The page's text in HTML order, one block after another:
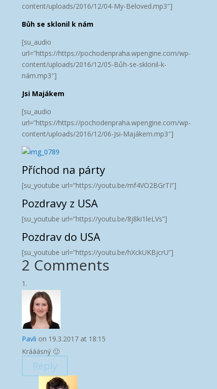
content/uploads/2016/12/04-My-Beloved.mp3″]
Bůh se sklonil k nám
[su_audio
url=”https://https://pochodenpraha.wpengine.com/wp-
content/uploads/2016/12/05-Bůh-se-sklonil-k-
nám.mp3″]
Jsi Majákem
[su_audio
url=”https://https://pochodenpraha.wpengine.com/wp-
content/uploads/2016/12/06-Jsi-Majákem.mp3″]
Příchod na párty
[su_youtube url=”https://youtu.be/mf4VO2BGrTI”]
Pozdravy z USA
[su_youtube url=”https://youtu.be/8j8ki1leLVs”]
Pozdrav do USA
[su_youtube url=”https://youtu.be/hXckUKBjcrU”]
2 Comments
Pavli on 19.3.2017 at 18:15
Krááásný 🙂
Reply